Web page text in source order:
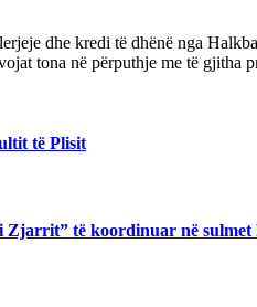
dhe kredi të dhënë nga
tona në përputhje me të
të Plisit
Zjarrit” të koordinuar në